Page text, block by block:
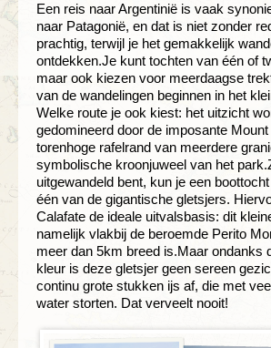
Een reis naar Argentinië is vaak
naar Patagonië, en dat is niet zonder
prachtig, terwijl je het gemakkelijk
ontdekken.Je kunt tochten van één of
maar ook kiezen voor meerdaagse
van de wandelingen beginnen in het
Welke route je ook kiest: het uitzicht
gedomineerd door de imposante
torenhoge rafelrand van meerdere
symbolische kroonjuweel van het
uitgewandeld bent, kun je een
één van de gigantische gletsjers.
Calafate de ideale uitvalsbasis: dit
namelijk vlakbij de beroemde Perito
meer dan 5km breed is.Maar ondanks
kleur is deze gletsjer geen sereen
continu grote stukken ijs af, die met
water storten. Dat verveelt nooit!